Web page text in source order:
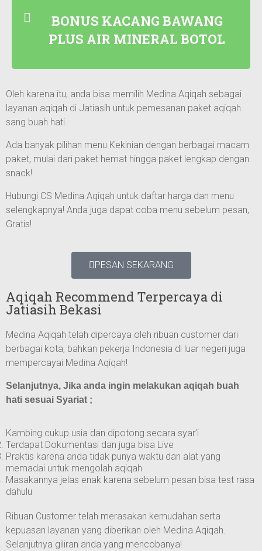
BONUS KACANG BAWANG
PLUS AIR MINERAL BOTOL
Oleh karena itu, anda bisa memilih Medina Aqiqah sebagai
layanan aqiqah di Jatiasih untuk pemesanan paket aqiqah
sang buah hati.
Ada banyak pilihan menu Kekinian dengan berbagai macam
paket, mulai dari paket hemat hingga paket lengkap dengan
snack!.
Hubungi CS Medina Aqiqah untuk daftar harga dan menu
selengkapnya! Anda juga dapat coba menu sebelum pesan,
Gratis!
PESAN SEKARANG
Aqiqah Recommend Terpercaya di
Jatiasih Bekasi
Medina Aqiqah telah dipercaya oleh ribuan customer dari
berbagai kota, bahkan pekerja Indonesia di luar negeri juga
mempercayai Medina Aqiqah!
Selanjutnya, Jika anda ingin melakukan aqiqah buah
hati sesuai Syariat ;
Kambing cukup usia dan dipotong secara syar’i
Terdapat Dokumentasi dan juga bisa Live
Praktis karena anda tidak punya waktu dan alat yang
memadai untuk mengolah aqiqah
Masakannya jelas enak karena sebelum pesan bisa test rasa
dahulu
Ribuan Customer telah merasakan kemudahan serta
kepuasan layanan yang diberikan oleh Medina Aqiqah.
Selanjutnya giliran anda yang mencobanya!